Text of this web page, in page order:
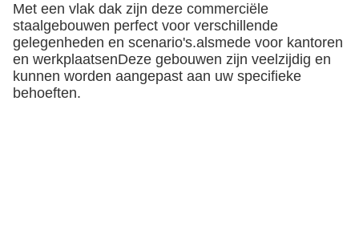
Met een vlak dak zijn deze commerciële
staalgebouwen perfect voor verschillende
gelegenheden en scenario's.alsmede voor kantoren
en werkplaatsenDeze gebouwen zijn veelzijdig en
kunnen worden aangepast aan uw specifieke
behoeften.